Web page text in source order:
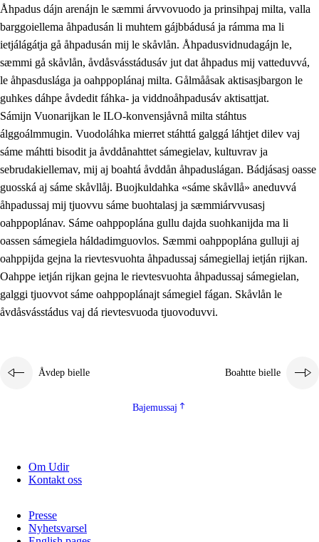
Åhpadus dájn arenájn le sæmmi árvvovuodo ja prinsihpaj milta, valla
barggoiellema åhpadusán li muhtem gájbbádusá ja rámma ma li
ietjálágátja gå åhpadusán mij le skåvlån. Åhpadusvidnudagájn le,
sæmmi gå skåvlån, åvdåsvásstádusáv jut dat åhpadus mij vatteduvvá,
le åhpasduslága ja oahppoplánaj milta. Gålmååsak aktisasjbargon le
guhkes dáhpe åvdedit fáhka- ja viddnoåhpadusáv aktisattjat.
Sámijn Vuonarijkan le ILO-konvensjåvnå milta stáhtus
álggoálmmugin. Vuodoláhka mierret stáhttá galggá láhtjet dilev vaj
sáme máhtti bisodit ja åvddånahttet sámegielav, kultuvrav ja
sebrudakiellemav, mij aj boahtá åvddån åhpaduslágan. Bádjásasj oasse
guosská aj sáme skåvllåj. Buojkuldahka «sáme skåvllå» aneduvvá
åhpadussaj mij tjuovvu sáme buohtalasj ja sæmmiárvvusasj
oahppoplánav. Sáme oahppoplána gullu dajda suohkanijda ma li
oassen sámegiela háldadimguovlos. Sæmmi oahppoplána gulluji aj
oahppijda gejna la rievtesvuohta åhpadussaj sámegiellaj ietján rijkan.
Oahppe ietján rijkan gejna le rievtesvuohta åhpadussaj sámegielan,
galggi tjuovvot sáme oahppoplánajt sámegiel fágan. Skåvlån le
åvdåsvásstádus vaj dá rievtesvuoda tjuovoduvvi.
Åvdep bielle Boahtte bielle
Bajemussaj
Om Udir
Kontakt oss
Presse
Nyhetsvarsel